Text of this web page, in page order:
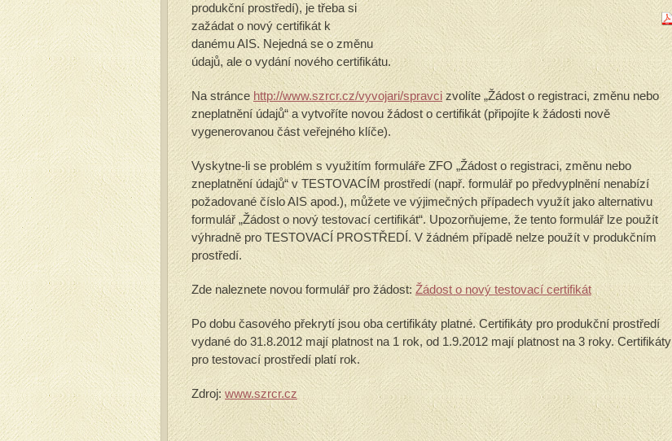
produkční prostředí), je třeba si
zažádat o nový certifikát k
danému AIS. Nejedná se o změnu
údajů, ale o vydání nového certifikátu.
Na stránce http://www.szrcr.cz/vyvojari/spravcizvolíte „Žádost o registraci, změnu nebo
zneplatnění údajů“ a vytvoříte novou žádost o certifikát (připojíte k žádosti nově
vygenerovanou část veřejného klíče).
Vyskytne-li se problém s využitím formuláře ZFO „Žádost o registraci, změnu nebo
zneplatnění údajů“ v TESTOVACÍM prostředí (např. formulář po předvyplnění nenabízí
požadované číslo AIS apod.), můžete ve výjimečných případech využít jako alternativu
formulář „Žádost o nový testovací certifikát“. Upozorňujeme, že tento formulář lze použít
výhradně pro TESTOVACÍ PROSTŘEDÍ. V žádném případě nelze použít v produkčním
prostředí.
Zde naleznete novou formulář pro žádost: Žádost o nový testovací certifikát
Po dobu časového překrytí jsou oba certifikáty platné. Certifikáty pro produkční prostředí
vydané do 31.8.2012 mají platnost na 1 rok, od 1.9.2012 mají platnost na 3 roky. Certifikáty
pro testovací prostředí platí rok.
Zdroj: www.szrcr.cz